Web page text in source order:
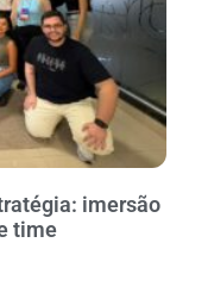
imersão
time